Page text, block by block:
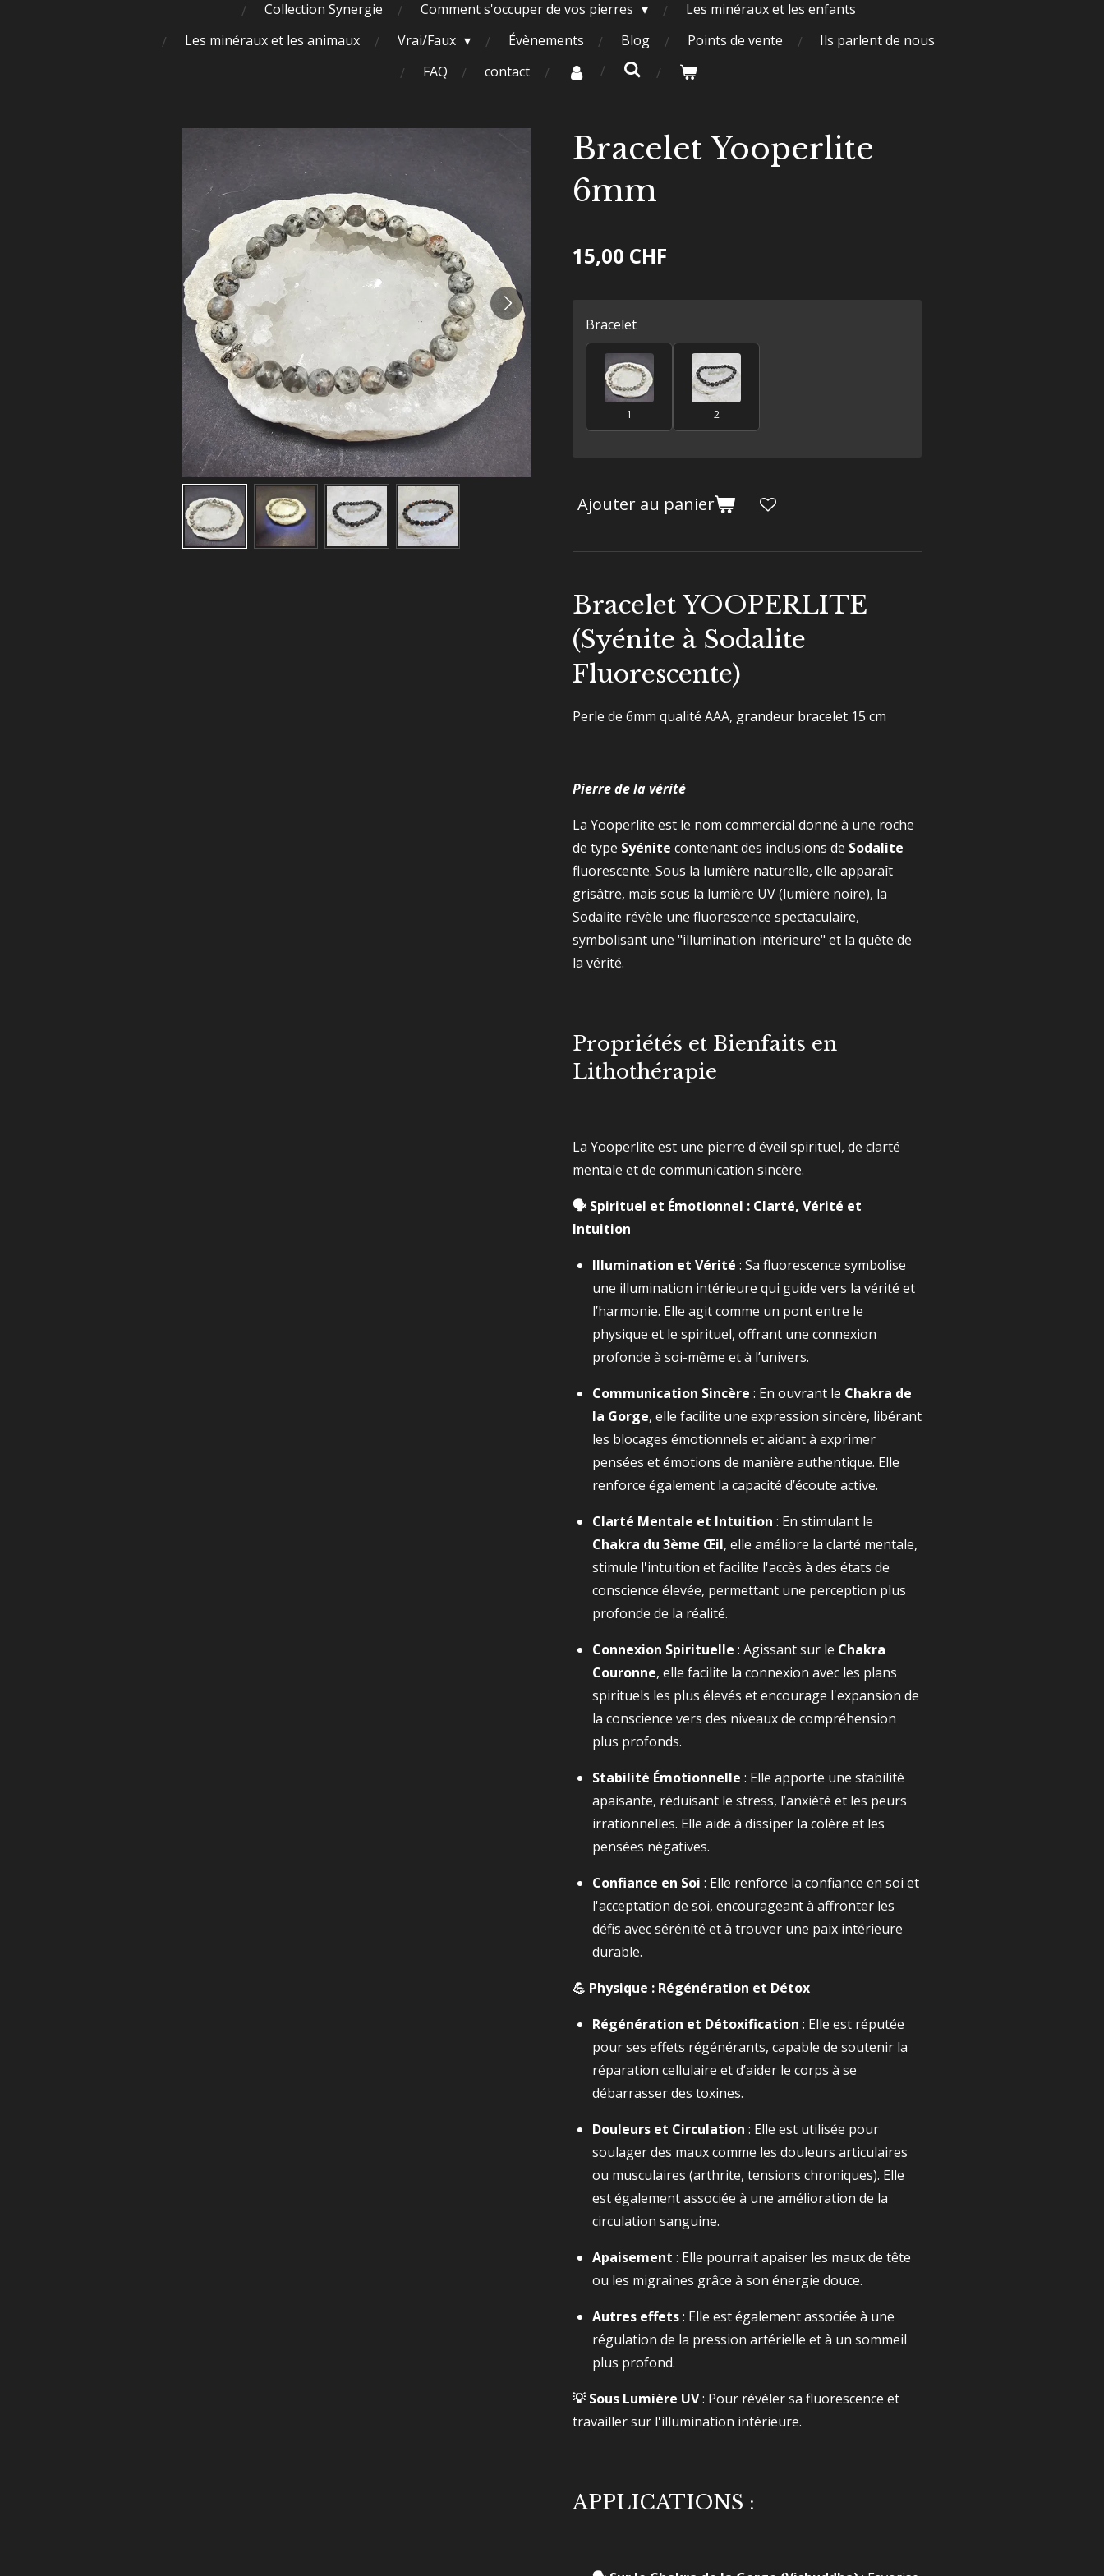
Collection Synergie
Comment s'occuper de vos pierres
Les minéraux et les enfants
Les minéraux et les animaux
Vrai/Faux Évènements Blog Points de vente
Ils parlent de nous
FAQ
contact
Bracelet Yooperlite
6mm
15,00 CHF
Bracelet
1 2
Ajouter au panier
Bracelet YOOPERLITE
(Syénite à Sodalite
Fluorescente)
Perle de 6mm qualité AAA, grandeur bracelet 15 cm
Pierre de la vérité
La Yooperlite est le nom commercial donné à une roche
de type Syénite contenant des inclusions de Sodalite
fluorescente. Sous la lumière naturelle, elle apparaît
grisâtre, mais sous la lumière UV (lumière noire), la
Sodalite révèle une fluorescence spectaculaire,
symbolisant une "illumination intérieure" et la quête de
la vérité.
Propriétés et Bienfaits en
Lithothérapie
La Yooperlite est une pierre d'éveil spirituel, de clarté
mentale et de communication sincère.
🗣️ Spirituel et Émotionnel : Clarté, Vérité et
Intuition
Illumination et Vérité : Sa fluorescence symbolise
une illumination intérieure qui guide vers la vérité et
l’harmonie. Elle agit comme un pont entre le
physique et le spirituel, offrant une connexion
profonde à soi-même et à l’univers.
Communication Sincère : En ouvrant le Chakra de
la Gorge, elle facilite une expression sincère, libérant
les blocages émotionnels et aidant à exprimer
pensées et émotions de manière authentique. Elle
renforce également la capacité d’écoute active.
Clarté Mentale et Intuition : En stimulant le
Chakra du 3ème Œil, elle améliore la clarté mentale,
stimule l'intuition et facilite l'accès à des états de
conscience élevée, permettant une perception plus
profonde de la réalité.
Connexion Spirituelle : Agissant sur le Chakra
Couronne, elle facilite la connexion avec les plans
spirituels les plus élevés et encourage l'expansion de
la conscience vers des niveaux de compréhension
plus profonds.
Stabilité Émotionnelle : Elle apporte une stabilité
apaisante, réduisant le stress, l’anxiété et les peurs
irrationnelles. Elle aide à dissiper la colère et les
pensées négatives.
Confiance en Soi : Elle renforce la confiance en soi et
l'acceptation de soi, encourageant à affronter les
défis avec sérénité et à trouver une paix intérieure
durable.
💪 Physique : Régénération et Détox
Régénération et Détoxification : Elle est réputée
pour ses effets régénérants, capable de soutenir la
réparation cellulaire et d’aider le corps à se
débarrasser des toxines.
Douleurs et Circulation : Elle est utilisée pour
soulager des maux comme les douleurs articulaires
ou musculaires (arthrite, tensions chroniques). Elle
est également associée à une amélioration de la
circulation sanguine.
Apaisement : Elle pourrait apaiser les maux de tête
ou les migraines grâce à son énergie douce.
Autres effets: Elle est également associée à une
régulation de la pression artérielle et à un sommeil
plus profond.
💡 Sous Lumière UV: Pour révéler sa fluorescence et
travailler sur l'illumination intérieure.
APPLICATIONS :